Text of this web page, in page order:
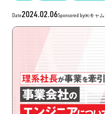
学生就活ブロ
学生ライターが教え
企業・業界
Date2024.02.06Sponsored by㈱キャ